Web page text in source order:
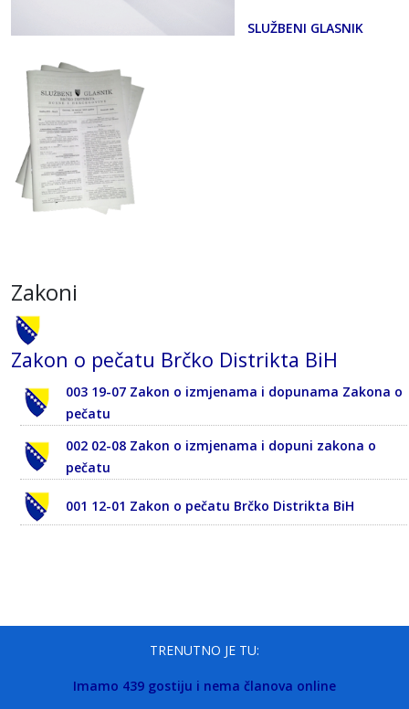
SLUŽBENI GLASNIK
Zakoni
Zakon o pečatu Brčko Distrikta BiH
003 19-07 Zakon o izmjenama i dopunama Zakona o
pečatu
002 02-08 Zakon o izmjenama i dopuni zakona o
pečatu
001 12-01 Zakon o pečatu Brčko Distrikta BiH
TRENUTNO JE TU:
Imamo 439 gostiju i nema članova online